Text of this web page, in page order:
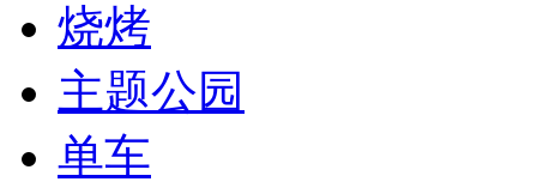
烧烤
主题公园
单车